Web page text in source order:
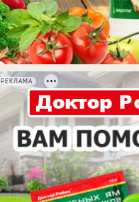
РЕКЛАМА